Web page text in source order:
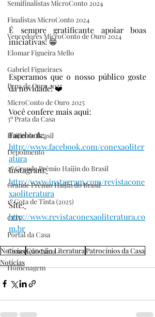
Semifinalistas MicroConto 2024
Finalistas MicroConto 2024
Vencedores MicroConto de Ouro 2024
Elomar Figueira Mello
Gabriel Figueiraes
Pena de Ouro 2025
MicroConto de Ouro 2025
3º Prata da Casa
Haijin do Brasil
Depoimento
2º Grande Prêmio Haijin do Brasil
Grande Prêmio Haijin do Brasil
1º Gota de Tinta (2025)
CON
Portal da Casa
Conceição Lima
Homenagem
É sempre gratificante apoiar boas
iniciativas! 😁
Esperamos que o nosso público goste
da novidade! ❤️
Você confere mais aqui:
Facebook:
http://www.facebook.com/conexaoliter
atura
Instagram:
http://www.instagram.com/revistacone
xaoliteratura
Site:
http://www.revistaconexaoliteratura.co
m.br
NotíciasConexão LiteraturaPatrocínios da Casa
Notícias